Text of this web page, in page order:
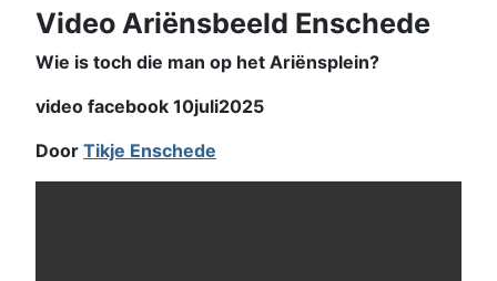
Video Ariënsbeeld Enschede
Wie is toch die man op het Ariënsplein?
video facebook 10juli2025
Door Tikje Enschede